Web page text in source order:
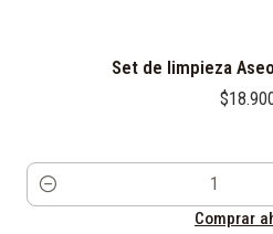
Set de limpieza
Cantidad
Comprar